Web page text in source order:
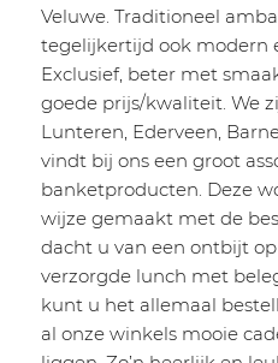
Veluwe. Traditioneel
tegelijkertijd ook modern
Exclusief, beter met
goede prijs/kwaliteit. We
Lunteren, Ederveen,
vindt bij ons een groot
banketproducten. Deze
wijze gemaakt met de
dacht u van een ontbijt
verzorgde lunch met
kunt u het allemaal
al onze winkels mooie